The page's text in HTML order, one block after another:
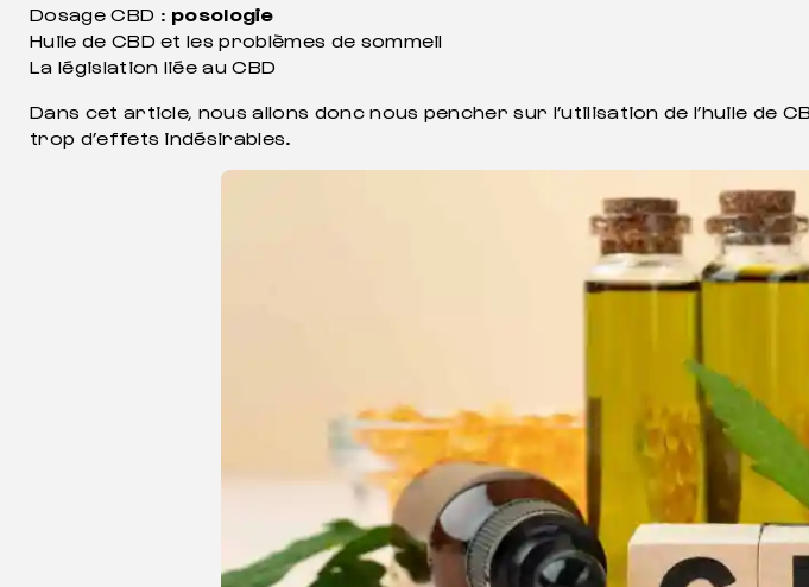
Dosage CBD : posologie
Huile de CBD et les problèmes de sommeil
La législation liée au CBD
Dans cet article, nous allons donc nous pencher sur l’utilisation de l’huile
trop d’effets indésirables.